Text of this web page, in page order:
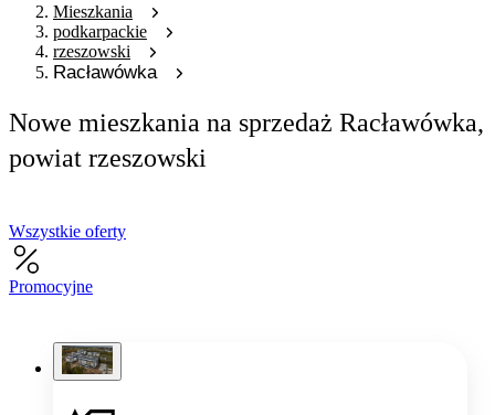
Mieszkania
podkarpackie
rzeszowski
Racławówka
Nowe mieszkania na sprzedaż Racławówka,
powiat rzeszowski
Wszystkie oferty
Promocyjne